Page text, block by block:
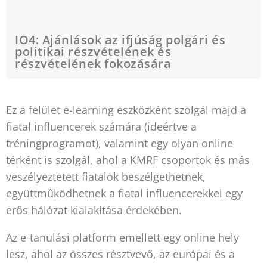
IO4: Ajánlások az ifjúság polgári és
politikai részvételének és
részvételének fokozására
Ez a felület e-learning eszközként szolgál majd a
fiatal influencerek számára (ideértve a
tréningprogramot), valamint egy olyan online
térként is szolgál, ahol a KMRF csoportok és más
veszélyeztetett fiatalok beszélgethetnek,
együttműködhetnek a fiatal influencerekkel egy
erős hálózat kialakítása érdekében.
Az e-tanulási platform emellett egy online hely
lesz, ahol az összes résztvevő, az európai és a